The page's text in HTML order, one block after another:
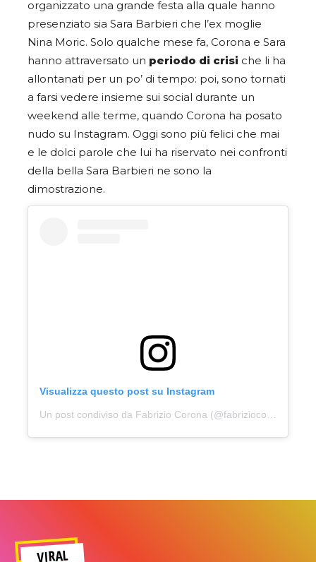
organizzato una grande festa alla quale hanno
presenziato sia Sara Barbieri che l’ex moglie
Nina Moric. Solo qualche mese fa, Corona e Sara
hanno attraversato un periodo di crisi che li ha
allontanati per un po’ di tempo: poi, sono tornati
a farsi vedere insieme sui social durante un
weekend alle terme, quando Corona ha posato
nudo su Instagram. Oggi sono più felici che mai
e le dolci parole che lui ha riservato nei confronti
della bella Sara Barbieri ne sono la
dimostrazione.
Visualizza questo post su Instagram
Un post condiviso da Fabrizio Corona (@fabriziocoronareal)
VIRAL